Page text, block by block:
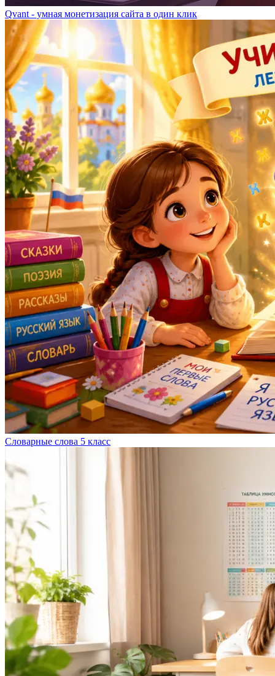
Qvant - умная монетизация сайта в один клик
Словарные слова 5 класс